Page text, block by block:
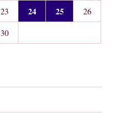
23 24 25 26
30